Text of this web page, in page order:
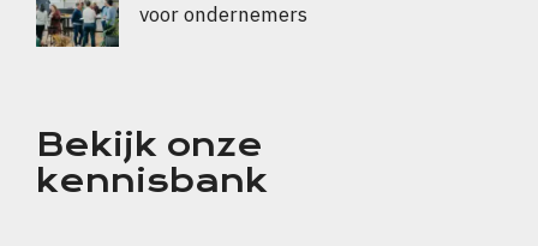
voor ondernemers
Bekijk onze
kennisbank